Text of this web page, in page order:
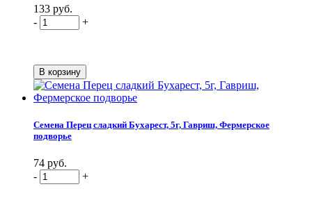
133 руб.
-
+
Семена Перец сладкий Бухарест, 5г, Гавриш, Фермерское
подворье
74 руб.
-
+